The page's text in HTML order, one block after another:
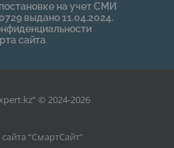
на учет СМИ
выдано 11.04.2024.
сайта
© 2024-2026
“СмартСайт”